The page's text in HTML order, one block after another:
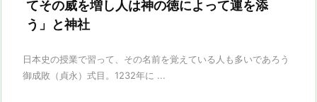
てその威を増し人は神の徳によって運を添
う」と神社
日本史の授業で習って、その名前を覚えている人も多いであろう
御成敗（貞永）式目。1232年に ...